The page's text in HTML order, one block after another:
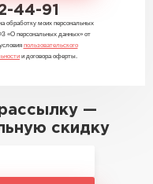
44-91
обработку моих персональных
«О персональных данных» от
пользовательского
и договора оферты.
—
скидку